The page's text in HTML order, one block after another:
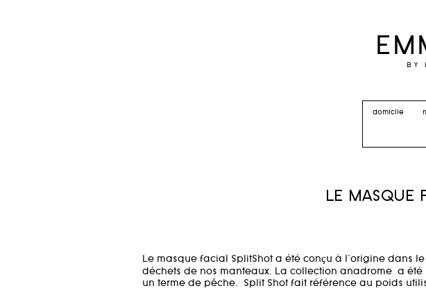
BY
domicile
LE MASQUE
Le masque facial SplitShot a été conçu à l'origine dans
déchets de nos manteaux. La collection anadrome
a été
un terme de pêche.
Split Shot fait référence au poids